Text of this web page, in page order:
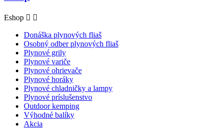
Eshop  
Donáška plynových fliaš
Osobný odber plynových fliaš
Plynové grily
Plynové variče
Plynové ohrievače
Plynové horáky
Plynové chladničky a lampy
Plynové príslušenstvo
Outdoor kemping
Výhodné balíky
Akcia